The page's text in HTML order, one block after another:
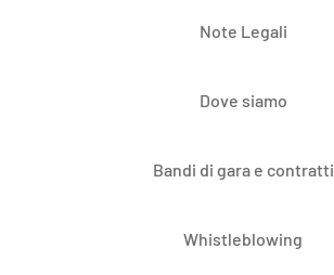
Note Legali
Dove siamo
Bandi di gara e contratti
Whistleblowing